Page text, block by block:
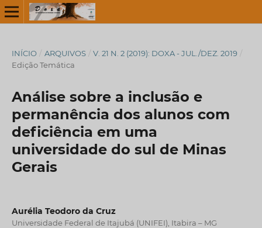
INÍCIO / ARQUIVOS / V. 21 N. 2 (2019): DOXA - JUL./DEZ. 2019 /
Edição Temática
Análise sobre a inclusão e
permanência dos alunos com
deficiência em uma
universidade do sul de Minas
Gerais
Aurélia Teodoro da Cruz
Universidade Federal de Itajubá (UNIFEI), Itabira – MG